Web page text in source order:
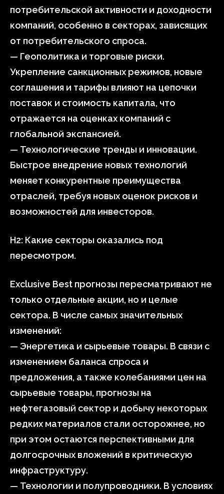
потребительской активности и доходности
компаний, особенно в секторах, зависящих
от потребительского спроса.
— Геополитика и торговые риски.
Укрепление санкционных режимов, новые
соглашения и тарифы влияют на цепочки
поставок и стоимость капитала, что
отражается на оценках компаний с
глобальной экспансией.
— Технологические тренды и инновации.
Быстрое внедрение новых технологий
меняет конкурентные преимущества
отраслей, требуя новых оценок рисков и
возможностей для инвесторов.
H2: Какие секторы оказались под
пересмотром.
Exclusive Best прогнозы пересматривают не
только отдельные акции, но и целые
сектора. В числе самых значительных
изменений:
— Энергетика и сырьевые товары. В связи с
изменением баланса спроса и
предложения, а также колебаниями цен на
сырьевые товары, прогнозы на
нефтегазовый сектор и добычу некоторых
редких материалов стали осторожнее, но
при этом остаются перспективными для
долгосрочных вложений в критическую
инфраструктуру.
— Технологии и полупроводники. В условиях